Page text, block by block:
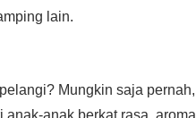
lain.
Mungkin saja pernah,
anak berkat rasa, aroma